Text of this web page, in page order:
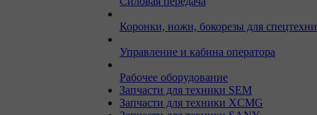
Коронки, ножи, бокорезы для
Управление и кабина оператора
Рабочее оборудование
Запчасти для техники SEM
Запчасти для техники XCMG